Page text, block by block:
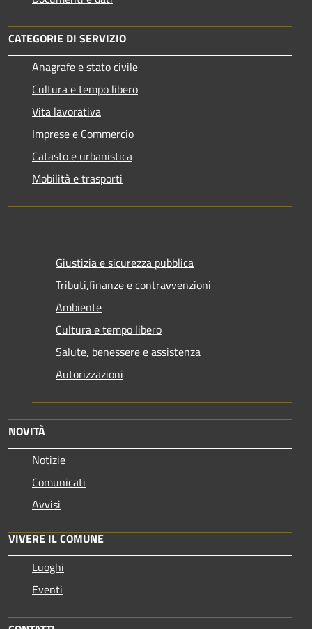
CATEGORIE DI SERVIZIO
Anagrafe e stato civile
Cultura e tempo libero
Vita lavorativa
Imprese e Commercio
Catasto e urbanistica
Mobilità e trasporti
Giustizia e sicurezza pubblica
Tributi,finanze e contravvenzioni
Ambiente
Cultura e tempo libero
Salute, benessere e assistenza
Autorizzazioni
NOVITÀ
Notizie
Comunicati
Avvisi
VIVERE IL COMUNE
Luoghi
Eventi